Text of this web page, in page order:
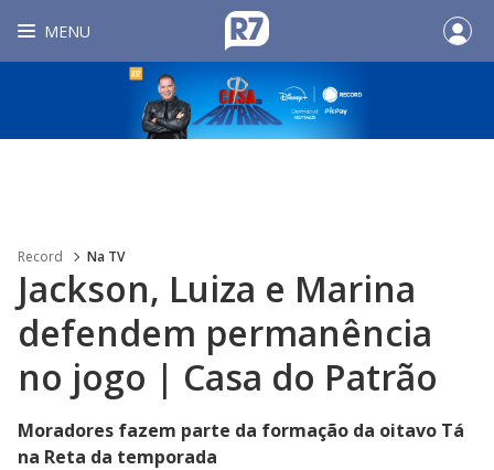
MENU
Record Na TV
Jackson, Luiza e Marina
defendem permanência
no jogo | Casa do Patrão
Moradores fazem parte da formação da oitavo Tá
na Reta da temporada